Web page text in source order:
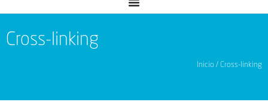
Cross-linking
Inicio / Cross-linking